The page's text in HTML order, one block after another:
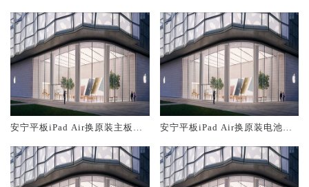
安宁平板iPad Air换原装主板维
安宁平板iPad Air换原装电池维